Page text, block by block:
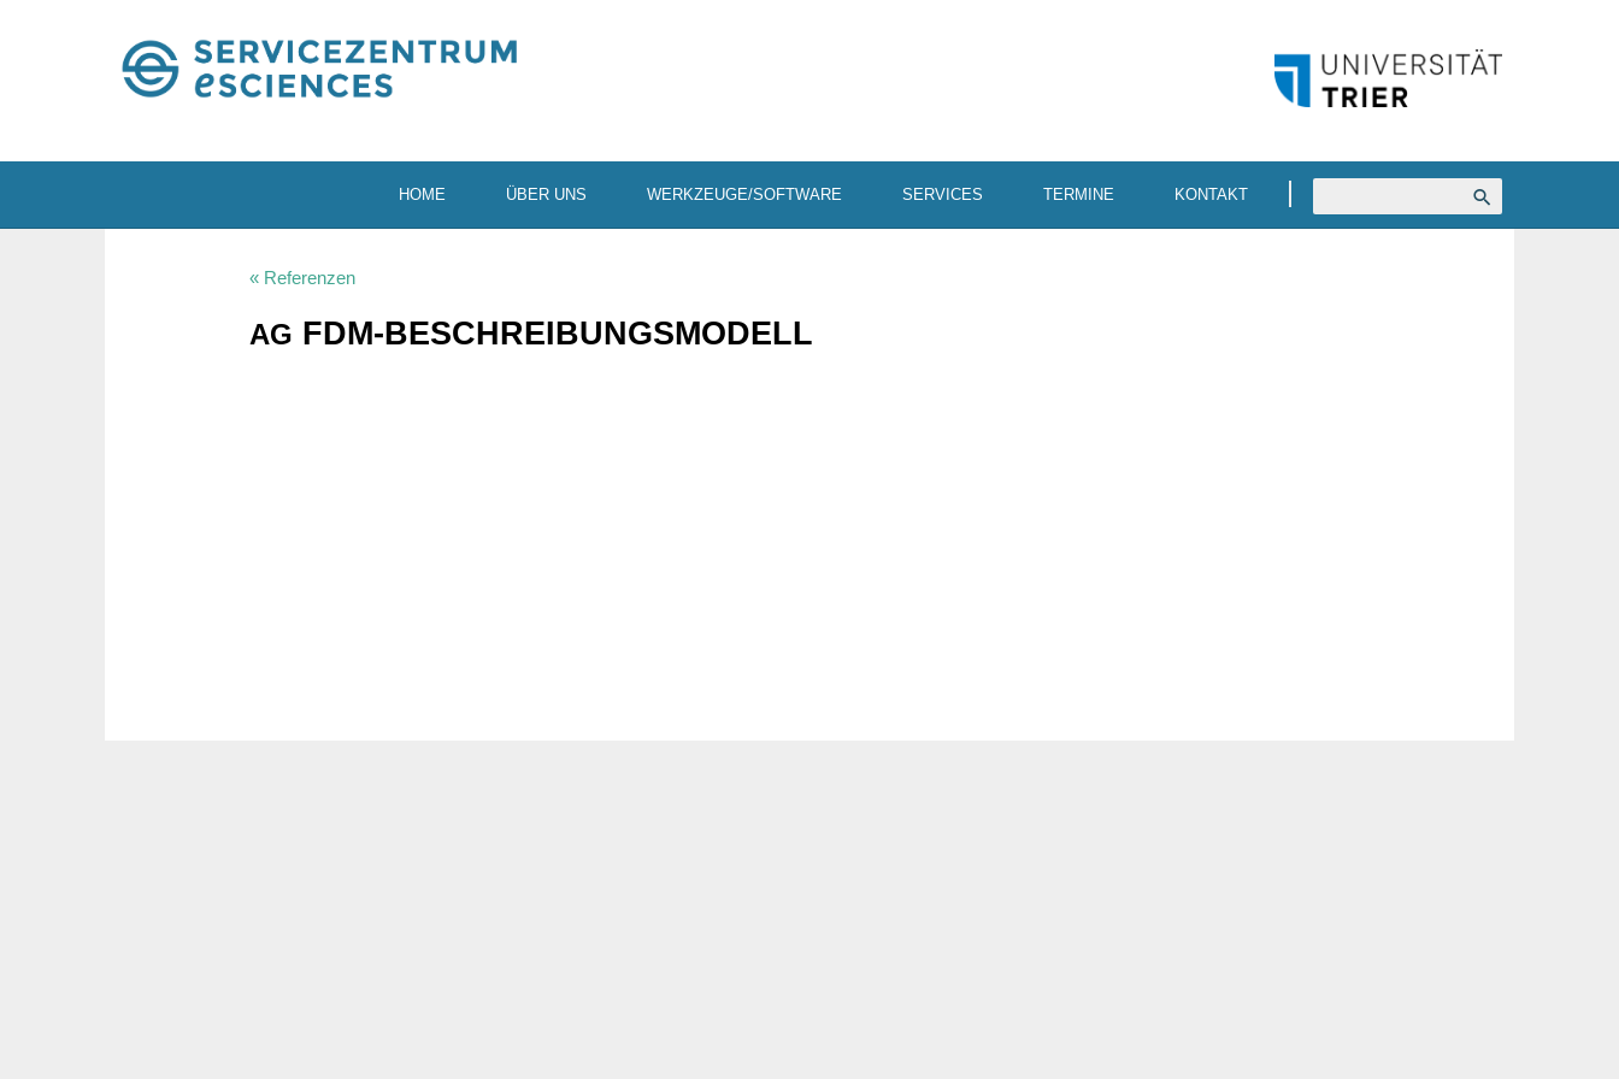
HOME ÜBER UNS WERKZEUGE/SOFTWARE SERVICES TERMINE KONTAKT
« Referenzen
AG FDM-BESCHREI­BUNGS­MO­DELL